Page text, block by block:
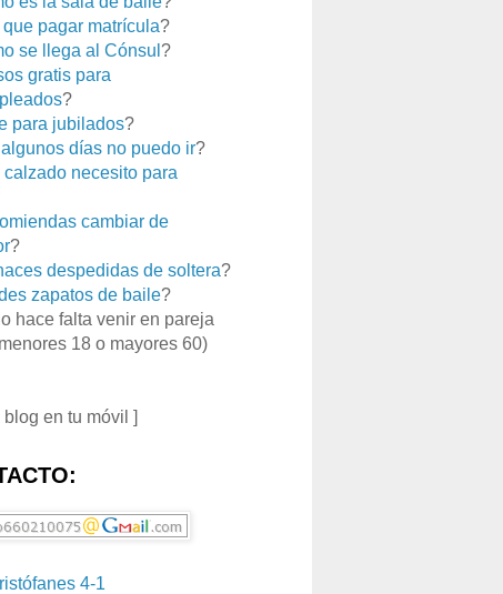
que pagar matrícula?
se llega al Cónsul ?
gratis para
?
para jubilados?
días no puedo ir?
calzado necesito para
cambiar de
?
despedidas de soltera?
zapatos de baile?
hace falta venir en pareja
18 o mayores 60)
blog en tu móvil ]
4-1